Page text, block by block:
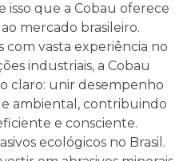
isso que a Cobau oferece
mercado brasileiro.
com vasta experiência no
industriais, a Cobau
claro: unir desempenho
ambiental, contribuindo
e consciente.
ecológicos no Brasil.